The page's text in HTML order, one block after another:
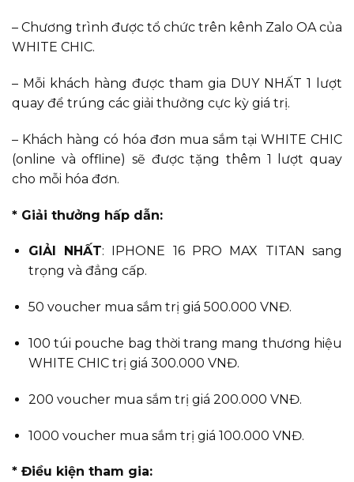
– Chương trình được tổ chức trên kênh Zalo OA của
WHITE CHIC.
– Mỗi khách hàng được tham gia DUY NHẤT 1 lượt
quay để trúng các giải thưởng cực kỳ giá trị.
– Khách hàng có hóa đơn mua sắm tại WHITE CHIC
(online và offline) sẽ được tặng thêm 1 lượt quay
cho mỗi hóa đơn.
* Giải thưởng hấp dẫn:
GIẢI NHẤT: IPHONE 16 PRO MAX TITAN sang
trọng và đẳng cấp.
50 voucher mua sắm trị giá 500.000 VNĐ.
100 túi pouche bag thời trang mang thương hiệu
WHITE CHIC trị giá 300.000 VNĐ.
200 voucher mua sắm trị giá 200.000 VNĐ.
1000 voucher mua sắm trị giá 100.000 VNĐ.
* Điều kiện tham gia: